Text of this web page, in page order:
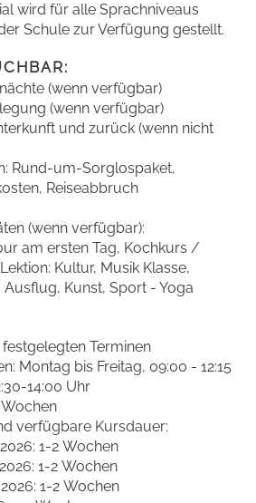
wird für alle Sprachniveaus
Schule zur Verfügung gestellt.
(wenn verfügbar)
(wenn verfügbar)
und zurück (wenn nicht
Rund-um-Sorglospaket,
Reiseabbruch
(wenn verfügbar):
am ersten Tag, Kochkurs /
Kultur, Musik Klasse,
Kunst, Sport - Yoga
Terminen
Montag bis Freitag, 09:00 - 12:15
14:00 Uhr
verfügbare Kursdauer:
1-2 Wochen
1-2 Wochen
1-2 Wochen